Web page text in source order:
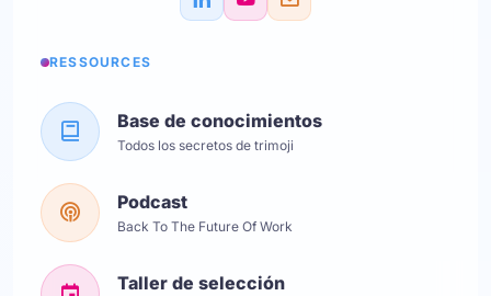
RESSOURCES
Base de conocimientos
Todos los secretos de trimoji
Podcast
Back To The Future Of Work
Taller de selección